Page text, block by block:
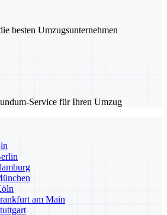
besten Umzugsunternehmen
Service für Ihren Umzug
am Main